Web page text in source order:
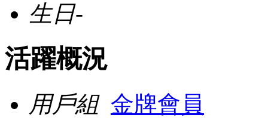
生日-
活躍概況
用戶組 金牌會員